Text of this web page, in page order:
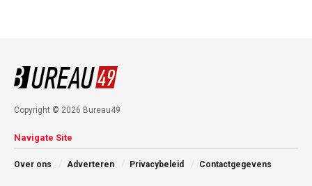
Copyright © 2026 Bureau49
Navigate Site
Over ons Adverteren Privacybeleid Contactgegevens